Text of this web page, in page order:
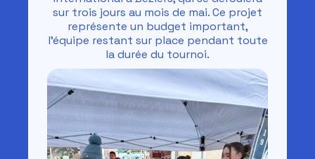
sur trois jours au mois de mai. Ce projet
représente un budget important,
l'équipe restant sur place pendant toute
la durée du tournoi.